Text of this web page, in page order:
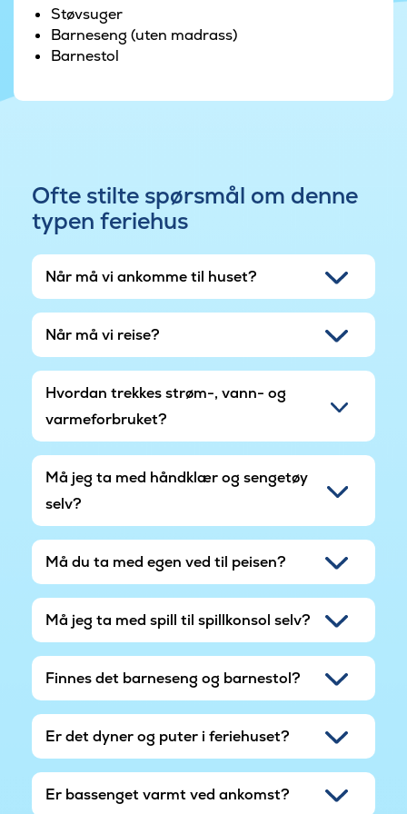
soverom. I tillegg er det fire soveplasser på
hemsen, som ofte er populær blant barna og
ungdommene.
Støvsuger
Barneseng (uten madrass)
Barnestol
Ofte stilte spørsmål om denne
typen feriehus
Når må vi ankomme til huset?
Når må vi reise?
Hvordan trekkes strøm-, vann- og
varmeforbruket?
Må jeg ta med håndklær og sengetøy
selv?
Må du ta med egen ved til peisen?
Må jeg ta med spill til spillkonsol selv?
Finnes det barneseng og barnestol?
Er det dyner og puter i feriehuset?
Er bassenget varmt ved ankomst?